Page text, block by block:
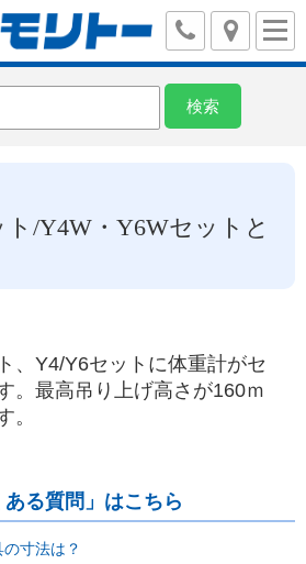
/Y4W・Y6Wセットと
、Y4/Y6セットに体重計がセ
。最高吊り上げ高さが160ｍ
。
る質問」はこちら
寸法は？